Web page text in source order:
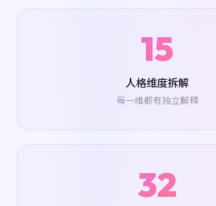
15
人格维度拆解
每一维都有独立解释
32